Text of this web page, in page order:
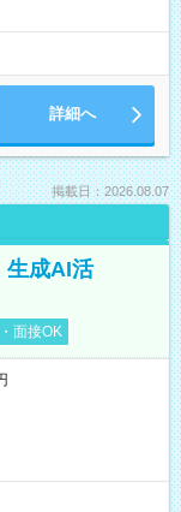
詳細へ
掲載日：2026.08.07
生成AI活
面接OK